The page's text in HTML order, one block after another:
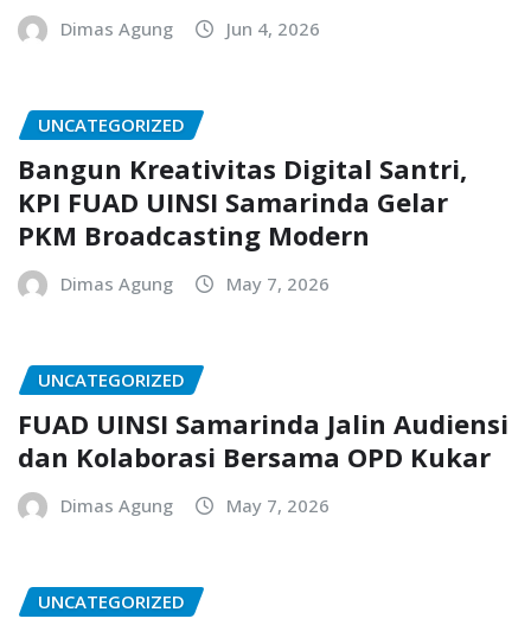
Dimas Agung Jun 4, 2026
UNCATEGORIZED
Bangun Kreativitas Digital Santri,
KPI FUAD UINSI Samarinda Gelar
PKM Broadcasting Modern
Dimas Agung May 7, 2026
UNCATEGORIZED
FUAD UINSI Samarinda Jalin Audiensi
dan Kolaborasi Bersama OPD Kukar
Dimas Agung May 7, 2026
UNCATEGORIZED